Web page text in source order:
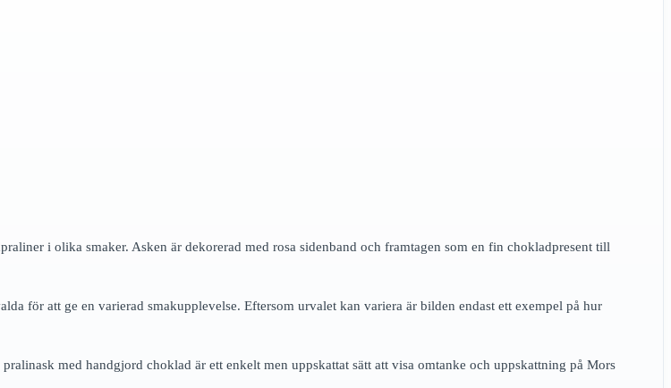
i olika smaker. Asken är dekorerad med rosa sidenband och framtagen som en fin chokladpresent till
för att ge en varierad smakupplevelse. Eftersom urvalet kan variera är bilden endast ett exempel på hur
med handgjord choklad är ett enkelt men uppskattat sätt att visa omtanke och uppskattning på Mors